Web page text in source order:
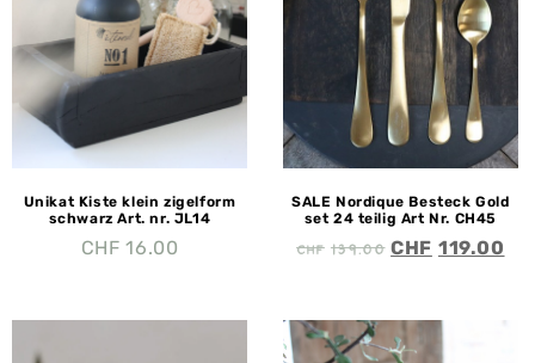
Unikat Kiste klein zigelform
schwarz Art. nr. JL14
CHF 16.00
SALE Nordique Besteck Gold
set 24 teilig Art Nr. CH45
CHF139.00 CHF 119.00